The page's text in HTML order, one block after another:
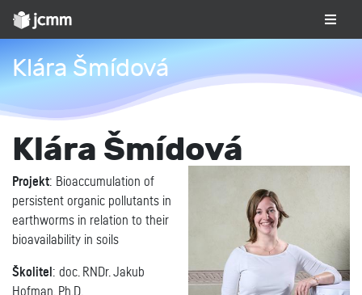
Klára Šmídová
Klára Šmídová
Projekt: Bioaccumulation of
persistent organic pollutants in
earthworms in relation to their
bioavailability in soils
Školitel : doc. RNDr. Jakub
Hofman. Ph.D.